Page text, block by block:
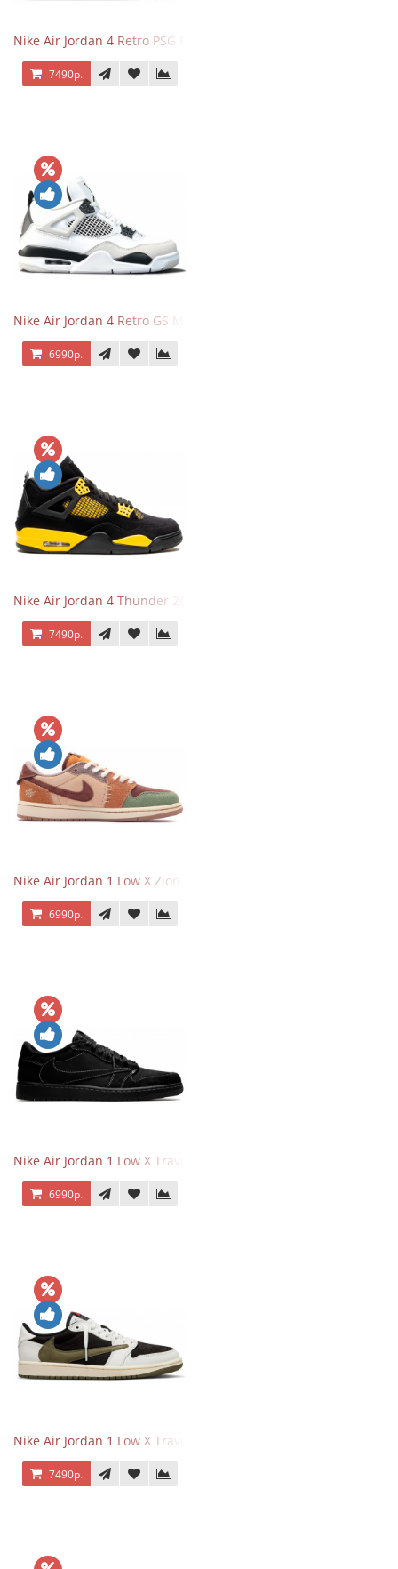
Nike Air Jordan 4 Retro PSG Paris Saint-Germain
7490р.
Nike Air Jordan 4 Retro GS Military Black
6990р.
Nike Air Jordan 4 Thunder 2023
7490р.
Nike Air Jordan 1 Low X Zion Williamson Voodoo
6990р.
Nike Air Jordan 1 Low X Travis Scott Black Phantom
6990р.
Nike Air Jordan 1 Low X Travis Scott Olive
7490р.